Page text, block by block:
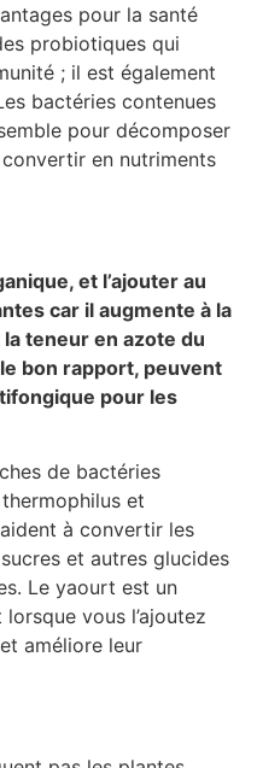
pour la santé
probiotiques qui
; il est également
bactéries contenues
pour décomposer
en nutriments
et l’ajouter au
car il augmente à la
teneur en azote du
bon rapport, peuvent
pour les
de bactéries
et
à convertir les
et autres glucides
Le yaourt est un
vous l’ajoutez
améliore leur